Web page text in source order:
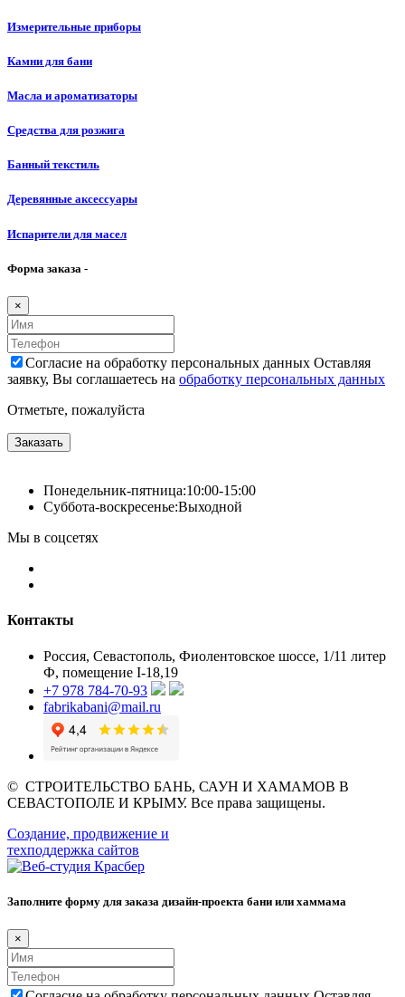
Измерительные приборы
Камни для бани
Масла и ароматизаторы
Средства для розжига
Банный текстиль
Деревянные аксессуары
Испарители для масел
Форма заказа -
×
Согласие на обработку персональных данных Оставляя
заявку, Вы соглашаетесь на обработку персональных данных
Отметьте, пожалуйста
Заказать
Понедельник-пятница:10:00-15:00
Суббота-воскресенье:Выходной
Мы в соцсетях
Контакты
Россия, Севастополь, Фиолентовское шоссе, 1/11 литер
Ф, помещение I-18,19
+7 978 784-70-93
fabrikabani@mail.ru
© СТРОИТЕЛЬСТВО БАНЬ, САУН И ХАМАМОВ В
СЕВАСТОПОЛЕ И КРЫМУ. Все права защищены.
Создание, продвижение и
техподдержка сайтов
Заполните форму для заказа дизайн-проекта бани или хаммама
×